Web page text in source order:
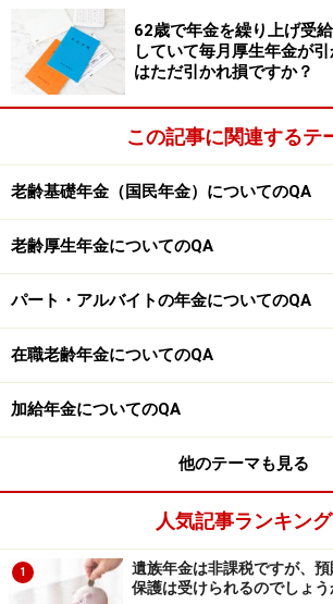
基礎年金や加給年金額は含まない）と
（毎月の給与と、ボーナスを足した
手当も含み合計額を出した後、12カ月
合計して、一定の金額以上になると、
給停止または減額されてしまう制度で
「在職老齢年金」の一定額（基準額）
（令和7年度）です。
す。
すると老齢厚生年金（月額）10万円
で、合計が43万3333円なので、「在職
額月額51万円に収まります。つまり
ことはありません。
※年金プチ相談コーナーに取り上げて
人は
こちらから応募するか、コメント
62歳で年金を繰り上げ受
していて毎月厚生年金が
はただ引かれ損ですか？
この記事に関連するテ
老齢基礎年金（国民年金）についてのQA
老齢厚生年金についてのQA
パート・アルバイトの年金についてのQA
在職老齢年金についてのQA
加給年金についてのQA
他のテーマも見る
人気記事ランキング
1
遺族年金は非課税ですが、
保護は受けられるのでしょう